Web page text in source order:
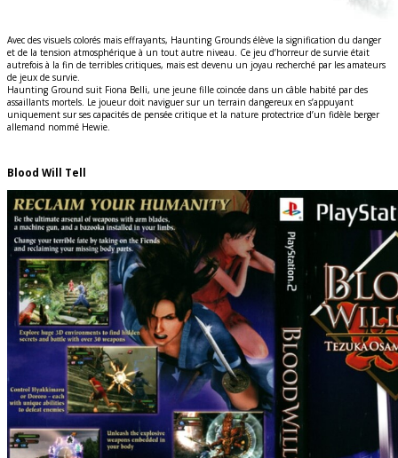
Avec des visuels colorés mais effrayants, Haunting Grounds élève la signification du danger
et de la tension atmosphérique à un tout autre niveau. Ce jeu d’horreur de survie était
autrefois à la fin de terribles critiques, mais est devenu un joyau recherché par les amateurs
de jeux de survie.
Haunting Ground suit Fiona Belli, une jeune fille coincée dans un câble habité par des
assaillants mortels. Le joueur doit naviguer sur un terrain dangereux en s’appuyant
uniquement sur ses capacités de pensée critique et la nature protectrice d’un fidèle berger
allemand nommé Hewie.
Blood Will Tell